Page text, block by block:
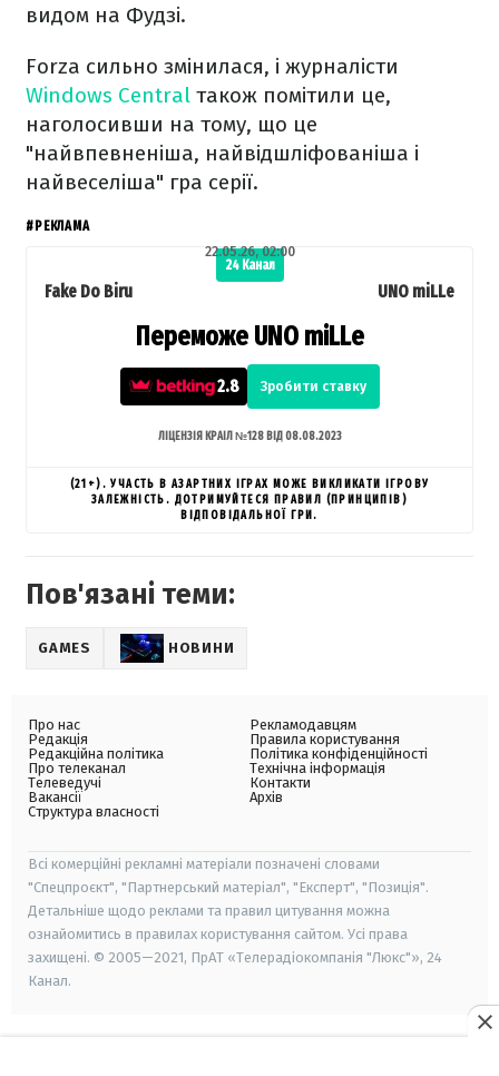
видом на Фудзі.
Forza сильно змінилася, і журналісти
Windows Central також помітили це,
наголосивши на тому, що це
"найвпевненіша, найвідшліфованіша і
найвеселіша" гра серії.
#РЕКЛАМА
24 Канал
Fake Do Biru
22.05.26, 02:00
Переможе UNO miLLe
2.8 Зробити ставку
UNO miLLe
ЛІЦЕНЗІЯ КРАІЛ №128 ВІД 08.08.2023
(21+). УЧАСТЬ В АЗАРТНИХ ІГРАХ МОЖЕ ВИКЛИКАТИ ІГРОВУ
ЗАЛЕЖНІСТЬ. ДОТРИМУЙТЕСЯ ПРАВИЛ (ПРИНЦИПІВ)
ВІДПОВІДАЛЬНОЇ ГРИ.
Пов'язані теми:
GAMES НОВИНИ
Про нас
Редакція
Редакційна політика
Про телеканал
Телеведучі
Вакансії
Структура власності
Рекламодавцям
Правила користування
Політика конфіденційності
Технічна інформація
Контакти
Архів
Всі комерційні рекламні матеріали позначені словами
"Спецпроєкт", "Партнерський матеріал", "Експерт", "Позиція".
Детальніше щодо реклами та правил цитування можна
ознайомитись в правилах користування сайтом. Усі права
захищені. © 2005—2021, ПрАТ «Телерадіокомпанія "Люкс"», 24
Канал.